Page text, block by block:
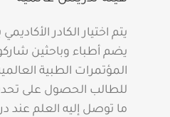
يتم اختيار الكادر
يضم أطباء وباحثين
المؤتمرات الطبية
للطالب الحصول على
ما توصل إليه العلم عند